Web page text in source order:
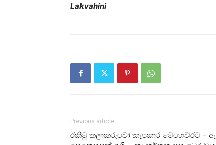
Lakvahini
Previous article
රකිමු කලාකරුවෝ කැපකාර මෙහෙවරට –